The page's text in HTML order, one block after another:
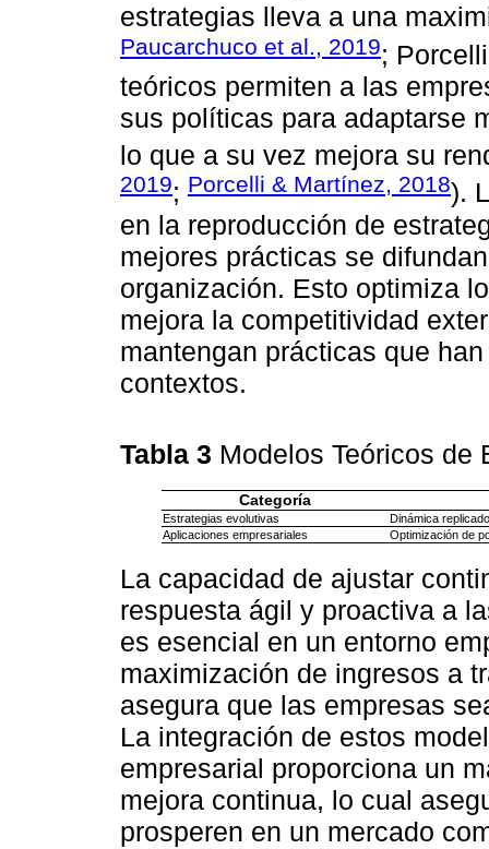
estrategias lleva a una
Paucarchuco et al., 2019;
teóricos permiten a las
sus políticas para adaptarse
lo que a su vez mejora su
2019; Porcelli & Martínez, 2018).
en la reproducción de
mejores prácticas se
organización. Esto optimiza
mejora la competitividad
mantengan prácticas que
contextos.
Tabla 3 Modelos Teóricos
Categoría
Estrategias evolutivas
Dinámica
Aplicaciones empresariales
Optimización de
La capacidad de ajustar
respuesta ágil y proactiva a
es esencial en un entorno
maximización de ingresos a
asegura que las empresas
La integración de estos
empresarial proporciona un
mejora continua, lo cual
prosperen en un mercado